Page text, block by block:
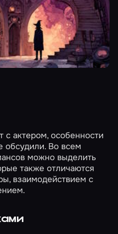
с актером, особенности
обсудили. Во всем
можно выделить
также отличаются
взаимодействием с